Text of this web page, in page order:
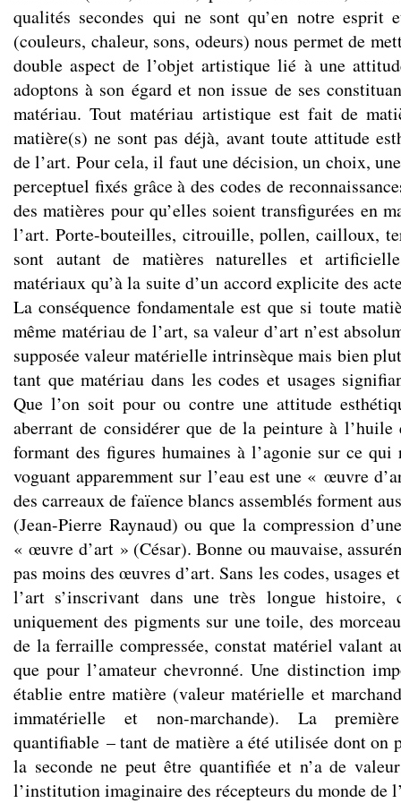
qualités secondes qui ne sont qu’en notre esprit
(couleurs, chaleur, sons, odeurs) nous permet de
double aspect de l’objet artistique lié à une
adoptons à son égard et non issue de ses
matériau. Tout matériau artistique est fait de
matière(s) ne sont pas déjà, avant toute attitude
de l’art. Pour cela, il faut une décision, un choix,
perceptuel fixés grâce à des codes de
des matières pour qu’elles soient transfigurées en
l’art. Porte-bouteilles, citrouille, pollen, cailloux,
sont autant de matières naturelles et
matériaux qu’à la suite d’un accord explicite des
La conséquence fondamentale est que si toute
même matériau de l’art, sa valeur d’art n’est
supposée valeur matérielle intrinsèque mais bien
tant que matériau dans les codes et usages
Que l’on soit pour ou contre une attitude
aberrant de considérer que de la peinture à
formant des figures humaines à l’agonie sur ce qui
voguant apparemment sur l’eau est une « œuvre
des carreaux de faïence blancs assemblés forment
(Jean-Pierre Raynaud) ou que la compression
« œuvre d’art » (César). Bonne ou mauvaise,
pas moins des œuvres d’art. Sans les codes, usages
l’art s’inscrivant dans une très longue
uniquement des pigments sur une toile, des
de la ferraille compressée, constat matériel valant
que pour l’amateur chevronné. Une distinction
établie entre matière (valeur matérielle et
immatérielle et non-marchande). La
quantifiable – tant de matière a été utilisée dont on
la seconde ne peut être quantifiée et n’a de
l’institution imaginaire des récepteurs du monde de